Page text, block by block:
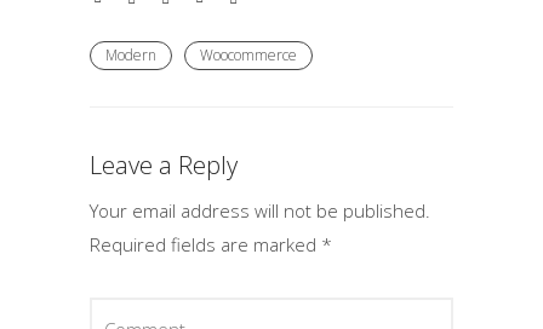
Modern Woocommerce
Leave a Reply
Your email address will not be published.
Required fields are marked *